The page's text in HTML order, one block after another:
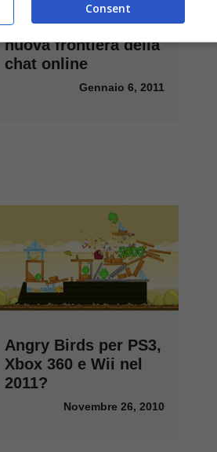
Avatar Kinect: la
nuova frontiera della
chat online
Gennaio 6, 2011
Angry Birds per PS3,
Xbox 360 e Wii nel
2011?
Novembre 26, 2010
Consent